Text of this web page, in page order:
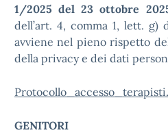
1/2025 del 23 ottobre
dell’art. 4, comma 1, lett. g)
avviene nel pieno rispetto
della privacy e dei dati
GENITORI